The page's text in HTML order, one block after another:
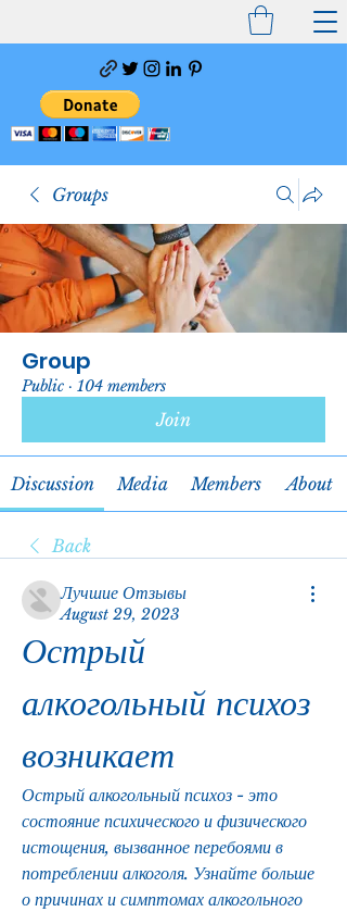
Groups
Group
Public · 104 members
Join
Discussion Media Members About
Back
Лучшие Отзывы
August 29, 2023
Острый
алкогольный психоз
возникает
Острый алкогольный психоз - это
состояние психического и физического
истощения, вызванное перебоями в
потреблении алкоголя. Узнайте больше
о причинах и симптомах алкогольного